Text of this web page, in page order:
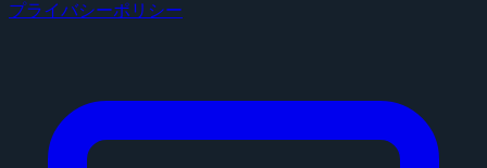
プライバシーポリシー